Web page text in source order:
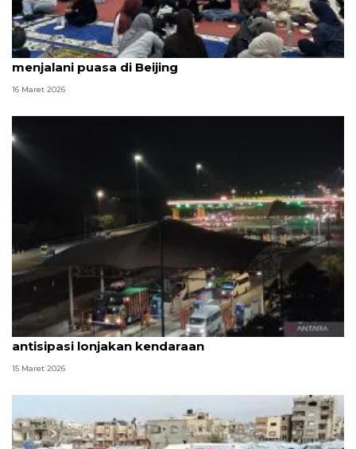
Berbuka di KBRI, momen yang ditunggu saat
menjalani puasa di Beijing
16 Maret 2026
Gerbang Tol Cikampek Utama buka 19 gardu
antisipasi lonjakan kendaraan
15 Maret 2026